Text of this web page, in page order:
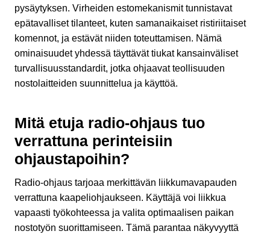
pysäytyksen. Virheiden estomekanismit tunnistavat
epätavalliset tilanteet, kuten samanaikaiset ristiriitaiset
komennot, ja estävät niiden toteuttamisen. Nämä
ominaisuudet yhdessä täyttävät tiukat kansainväliset
turvallisuusstandardit, jotka ohjaavat teollisuuden
nostolaitteiden suunnittelua ja käyttöä.
Mitä etuja radio-ohjaus tuo
verrattuna perinteisiin
ohjaustapoihin?
Radio-ohjaus tarjoaa merkittävän liikkumavapauden
verrattuna kaapeliohjaukseen. Käyttäjä voi liikkua
vapaasti työkohteessa ja valita optimaalisen paikan
nostotyön suorittamiseen. Tämä parantaa näkyvyyttä